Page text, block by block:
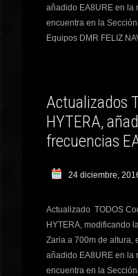
añadido EA8URE en la
encuentra en la
Equipos DMR FELIZ
Actualizados
HYTERA,
frecuencias
24 diciembre,
Actualizado TODOS
HYTERA, modificando
Zaria a 700m de altura,
añadido EA8URE en la
encuentra en la